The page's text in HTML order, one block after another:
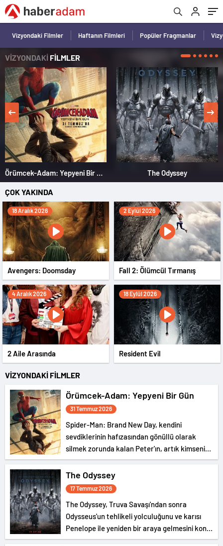
Vizyondaki Filmler Haftanın Filmleri Popüler Fragmanlar
VİZYONDAKİ FİLMLER
Örümcek-Adam: Yepyeni Bir Gün The Odyssey
ÇOK YAKINDA
18 Aralık 2026
Avengers: Doomsday
2 Eylül 2026
Fall 2: Ölümcül Tırmanış
4 Aralık 2026
2 Aile Arasında
18 Eylül 2026
Resident Evil
VİZYONDAKİ FİLMLER
Örümcek-Adam: Yepyeni Bir Gün
31 Temmuz 2026
Spider-Man: Brand New Day, kendini
sevdiklerinin hafızasından gönüllü olarak
silmek zorunda kalan Peter'ın, artık kimsenin
gerçek kimliğini bilmediği New York
sokaklarında tek başına suçla savaşırken,
yaşamaya başladığı fiziksel değişimle
boğuşmasını anlatıyor.
The Odyssey
17 Temmuz 2026
The Odyssey, Truva Savaşı'ndan sonra
Odysseus'un tehlikeli yolculuğunu ve karısı
Penelope ile yeniden bir araya gelmesini konu
ediyor.